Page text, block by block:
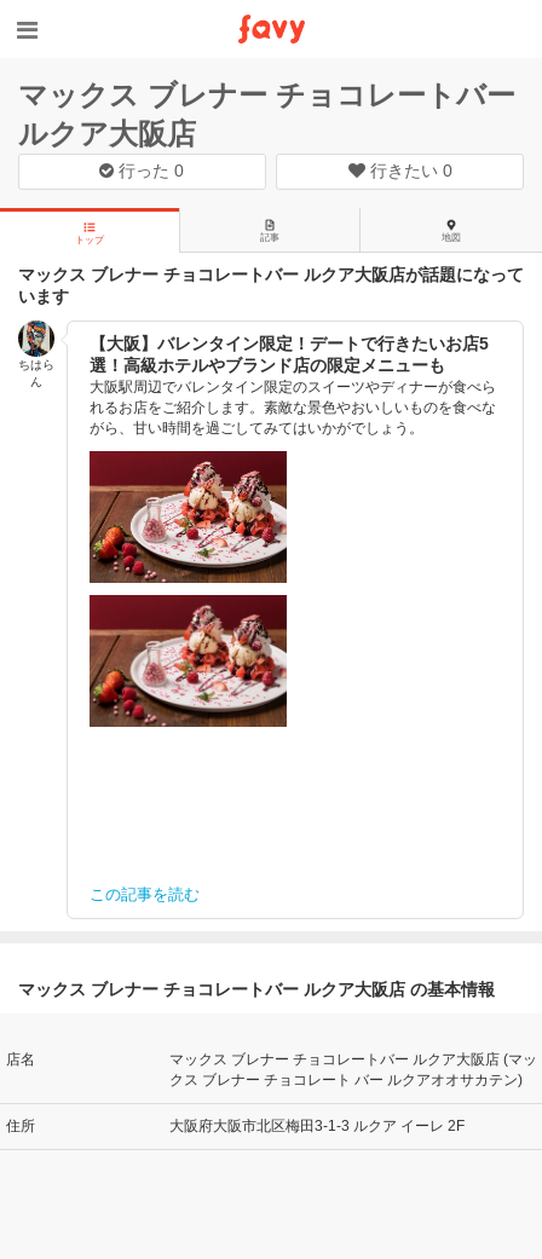
マックス ブレナー チョコレートバー
ルクア大阪店
行った0 行きたい 0
トップ 記事 地図
マックス ブレナー チョコレートバー ルクア大阪店が話題になって
います
ちはら
ん
【大阪】バレンタイン限定！デートで行きたいお店5
選！高級ホテルやブランド店の限定メニューも
大阪駅周辺でバレンタイン限定のスイーツやディナーが食べら
れるお店をご紹介します。素敵な景色やおいしいものを食べな
がら、甘い時間を過ごしてみてはいかがでしょう。
この記事を読む
マックス ブレナー チョコレートバー ルクア大阪店 の基本情報
店名
マックス ブレナー チョコレートバー ルクア大阪店 (マッ
クス ブレナー チョコレート バー ルクアオオサカテン)
住所 大阪府大阪市北区梅田3-1-3 ルクア イーレ 2F